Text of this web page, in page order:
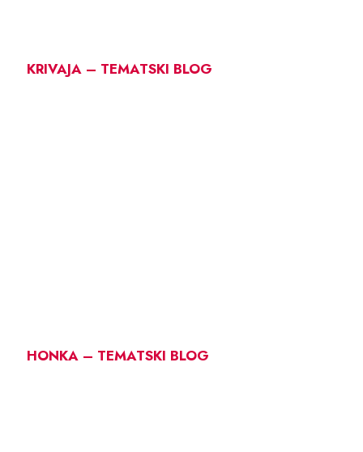
KRIVAJA – TEMATSKI BLOG
HONKA – TEMATSKI BLOG